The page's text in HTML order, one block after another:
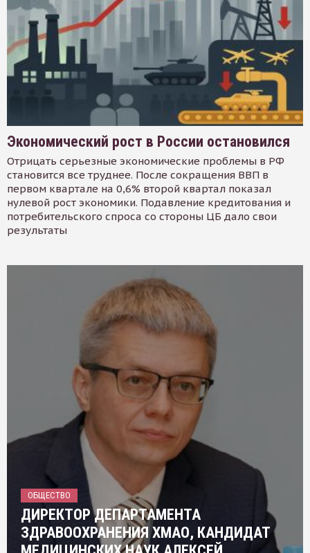
Экономический рост в России остановился
Отрицать серьезные экономические проблемы в РФ
становится все труднее. После сокращения ВВП в
первом квартале на 0,6% второй квартал показал
нулевой рост экономики. Подавление кредитования и
потребительского спроса со стороны ЦБ дало свои
результаты
ОБЩЕСТВО
ДИРЕКТОР ДЕПАРТАМЕНТА
ЗДРАВООХРАНЕНИЯ ХМАО, КАНДИДАТ